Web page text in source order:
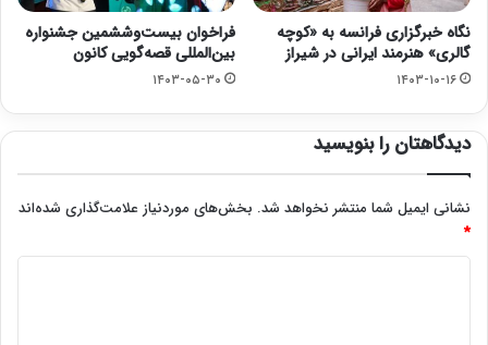
نگاه خبرگزاری فرانسه به «کوچه
گالری» هنرمند ایرانی در شیراز
۱۴۰۳-۱۰-۱۶
فراخوان بیست‌وششمین جشنواره
بین‌المللی قصه‌گویی کانون
۱۴۰۳-۰۵-۳۰
دیدگاهتان را بنویسید
نشانی ایمیل شما منتشر نخواهد شد. بخش‌های موردنیاز علامت‌گذاری شده‌اند
*